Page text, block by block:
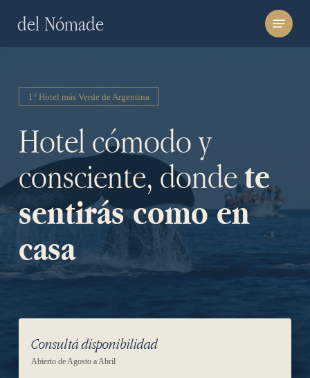
del Nómade Menu
1° Hotel más Verde de Argentina
Hotel cómodo y
consciente, dondete
sentirás como en
casa
Consultá disponibilidad
Abierto de Agosto a Abril